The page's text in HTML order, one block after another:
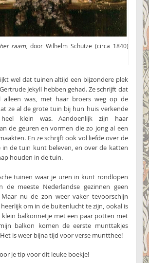
raam, door Wilhelm Schutze (circa 1840)
wel dat tuinen altijd een bijzondere plek
Jekyll hebben gehad. Ze schrijft dat
alleen was, met haar broers weg op de
ze al de grote tuin bij hun huis verkende
klein was. Aandoenlijk zijn haar
de geuren en vormen die zo jong al een
En ze schrijft ook vol liefde over de
de tuin kunt beleven, en over de katten
houden in de tuin.
tuinen waar je uren in kunt rondlopen
de meeste Nederlandse gezinnen geen
nu de zon weer vaker tevoorschijn
om in de buitenlucht te zijn, ookal is
klein balkonnetje met een paar potten met
balkon komen de eerste munttakjes
is weer bijna tijd voor verse muntthee!
je tip voor dit leuke boekje!